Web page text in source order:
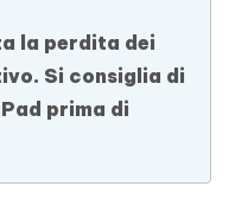
la perdita dei
Si consiglia di
prima di